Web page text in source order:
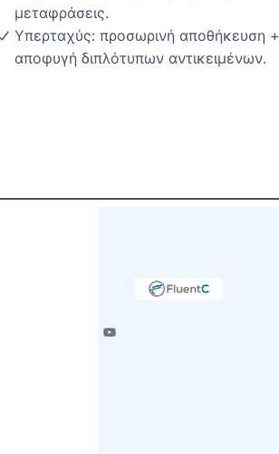
μεταφράσεις.
Υπερταχύς: προσωρινή αποθήκευση +
αποφυγή διπλότυπων αντικειμένων.